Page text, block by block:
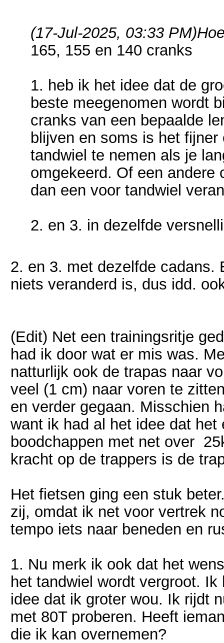
(17-Jul-2025, 03:33 PM)
165, 155 en 140 cranks
1. heb ik het idee dat de
beste meegenomen wordt
cranks van een bepaalde
blijven en soms is het
tandwiel te nemen als je
omgekeerd. Of een andere
dan een voor tandwiel
2. en 3. in dezelfde
2. en 3. met dezelfde cadans.
niets veranderd is, dus idd.
(Edit) Net een trainingsritje
had ik door wat er mis was.
natturlijk ook de trapas naar
veel (1 cm) naar voren te
en verder gegaan. Misschien
want ik had al het idee dat het
boodchappen met net over
kracht op de trappers is de
Het fietsen ging een stuk
zij, omdat ik net voor vertrek
tempo iets naar beneden en
1. Nu merk ik ook dat het
het tandwiel wordt vergroot.
idee dat ik groter wou. Ik rijdt
met 80T proberen. Heeft
die ik kan overnemen?